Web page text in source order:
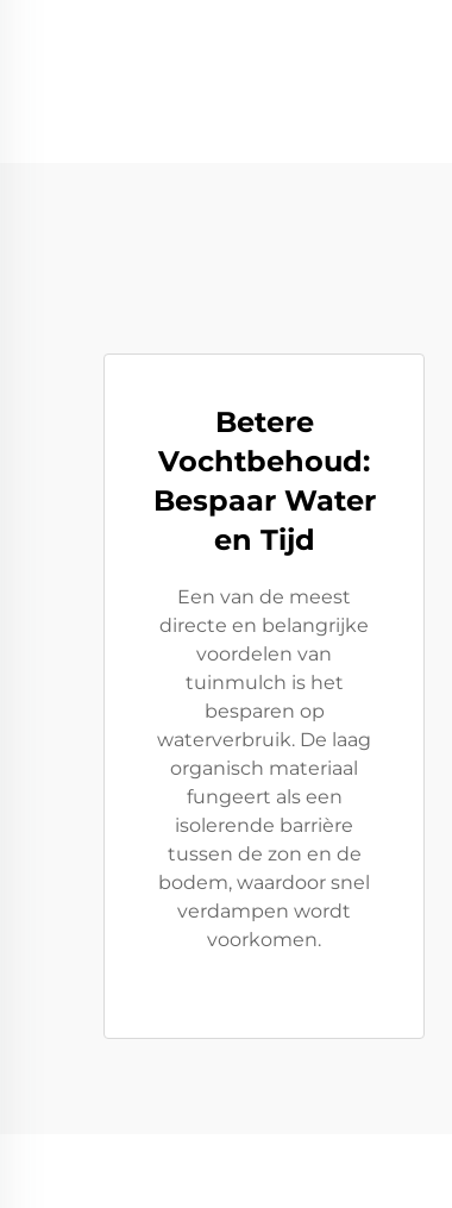
Betere
Vochtbehoud:
Bespaar Water
en Tijd
Een van de meest
directe en belangrijke
voordelen van
tuinmulch is het
besparen op
waterverbruik. De laag
organisch materiaal
fungeert als een
isolerende barrière
tussen de zon en de
bodem, waardoor snel
verdampen wordt
voorkomen.